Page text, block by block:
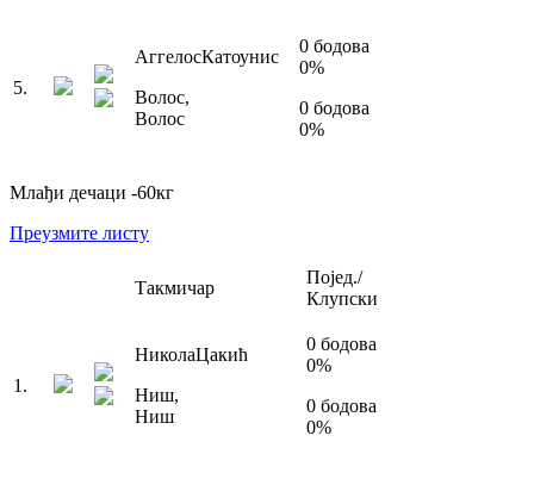
5.
АггелосКатоунис
Волос,
Волос
0 бодова
0%
0 бодова
0%
Млађи дечаци -60кг
Преузмите листу
Такмичар
Појед./
Клупски
1 .
НиколаЦакић
Ниш,
Ниш
0 бодова
0%
0 бодова
0%